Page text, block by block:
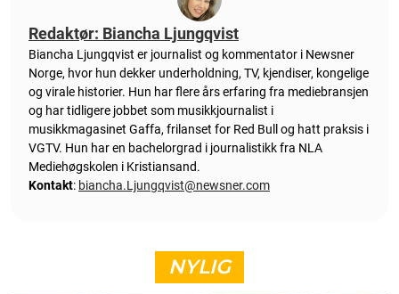
Redaktør: Biancha Ljungqvist
Biancha Ljungqvist er journalist og kommentator i Newsner
Norge, hvor hun dekker underholdning, TV, kjendiser, kongelige
og virale historier. Hun har flere års erfaring fra mediebransjen
og har tidligere jobbet som musikkjournalist i
musikkmagasinet Gaffa, frilanset for Red Bull og hatt praksis i
VGTV. Hun har en bachelorgrad i journalistikk fra NLA
Mediehøgskolen i Kristiansand.
Kontakt: biancha.Ljungqvist@newsner.com
NYLIG